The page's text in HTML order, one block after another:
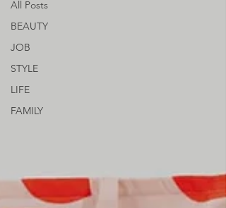
All Posts
BEAUTY
JOB
STYLE
LIFE
FAMILY